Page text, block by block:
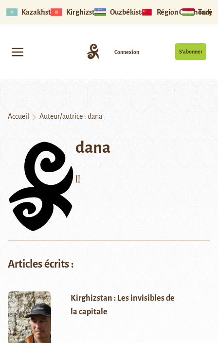
Kazakhstan Kirghizstan Ouzbékistan Région Ouïghoure
S’abonner
Connexion
Accueil Auteur/autrice : dana
dana
ll
Articles écrits :
Kirghizstan : Les invisibles de
la capitale